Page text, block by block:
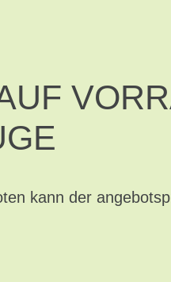
kann der